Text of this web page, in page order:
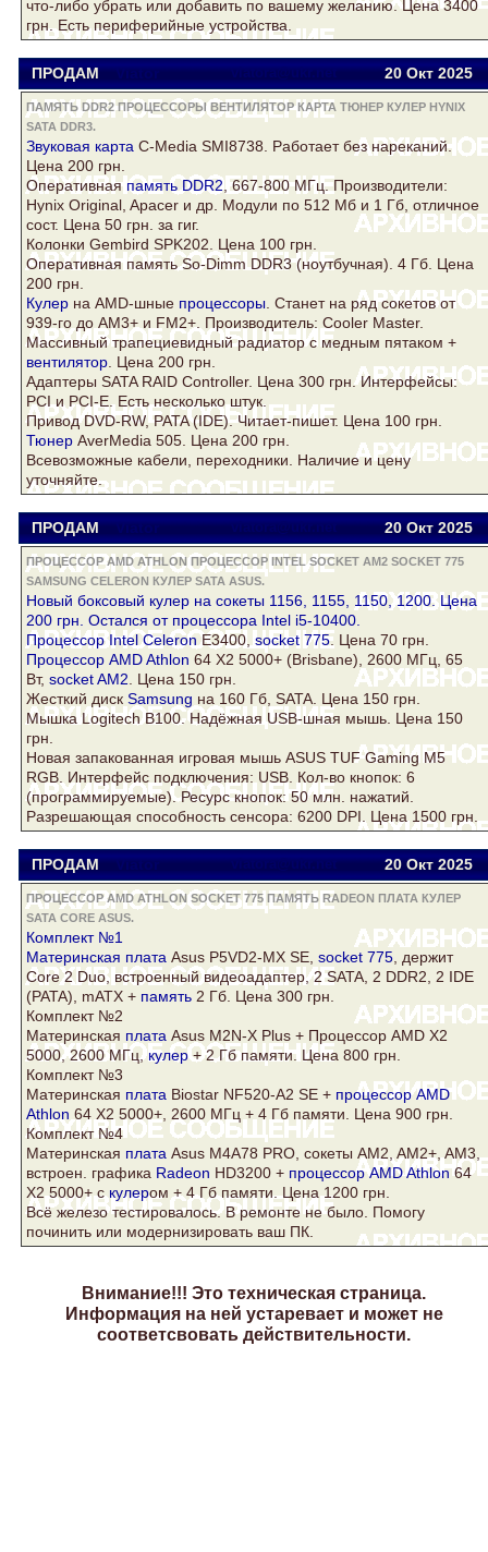
что-либо убрать или добавить по вашему желанию. Цена 3400
грн. Есть периферийные устройства.
ПРОДАМ Viator viatora@ukr.net 20 Окт2025
ПАМЯТЬ DDR2 ПРОЦЕССОРЫ ВЕНТИЛЯТОР КАРТА ТЮНЕР КУЛЕР HYNIX
SATA DDR3.
Звуковая карта C-Media SMI8738. Работает без нареканий.
Цена 200 грн.
Оперативная память DDR2, 667-800 МГц. Производители:
Hynix Original, Apacer и др. Модули по 512 Мб и 1 Гб, отличное
сост. Цена 50 грн. за гиг.
Колонки Gembird SPK202. Цена 100 грн.
Оперативная память So-DimmDDR3(ноутбучная). 4 Гб. Цена
200 грн.
Кулер на AMD-шные процессоры . Станет на ряд сокетов от
939-го до AM3+ и FM2+. Производитель: Cooler Master.
Массивный трапециевидный радиатор с медным пятаком +
вентилятор . Цена 200 грн.
Адаптеры SATARAID Controller. Цена 300 грн. Интерфейсы:
PCI и PCI-E. Есть несколько штук.
Привод DVD-RW, PATA (IDE). Читает-пишет. Цена 100 грн.
Тюнер AverMedia 505. Цена 200 грн.
Всевозможные кабели, переходники. Наличие и цену
уточняйте.
ПРОДАМ Viator viatora@ukr.net 20 Окт2025
ПРОЦЕССОР AMD ATHLON ПРОЦЕССОР INTEL SOCKET AM2 SOCKET 775
SAMSUNG CELERON КУЛЕР SATA ASUS.
Новый боксовый кулер на сокеты 1156, 1155, 1150, 1200. Цена
200 грн. Остался от процессора Intel i5-10400.
Процессор Intel CeleronE3400, socket 775. Цена 70 грн.
Процессор AMD Athlon 64 Х2 5000+ (Brisbane), 2600 МГц, 65
Вт, socket AM2 . Цена 150 грн.
Жесткий диск Samsung на 160 Гб, SATA . Цена 150 грн.
Мышка Logitech B100. Надёжная USB-шная мышь. Цена 150
грн.
Новая запакованная игровая мышь ASUS TUF Gaming M5
RGB. Интерфейс подключения: USB. Кол-во кнопок: 6
(программируемые). Ресурс кнопок: 50 млн. нажатий.
Разрешающая способность сенсора: 6200 DPI. Цена 1500 грн.
ПРОДАМ Viator viatora@ukr.net 20 Окт2025
ПРОЦЕССОР AMD ATHLON SOCKET 775 ПАМЯТЬ RADEON ПЛАТА КУЛЕР
SATA CORE ASUS.
Комплект №1
Материнская плата Asus P5VD2-MX SE, socket 775 , держит
Core2 Duo, встроенный видеоадаптер, 2SATA , 2 DDR2, 2 IDE
(PATA), mATX + память 2 Гб. Цена 300 грн.
Комплект №2
Материнская плата Asus M2N-X Plus + Процессор AMD X2
5000, 2600 МГц,кулер+ 2 Гб памяти. Цена 800 грн.
Комплект №3
Материнская плата Biostar NF520-A2 SE + процессор AMD
Athlon 64 Х2 5000+, 2600 МГц + 4 Гб памяти. Цена 900 грн.
Комплект №4
Материнская плата Asus M4A78 PRO, сокеты AM2, AM2+, AM3,
встроен. графика Radeon HD3200 + процессор AMD Athlon64
Х2 5000+ скулером + 4 Гб памяти. Цена 1200 грн.
Всё железо тестировалось. В ремонте не было. Помогу
починить или модернизировать ваш ПК.
Внимание!!! Это техническая страница.
Информация на ней устаревает и может не
соответсвовать действительности.